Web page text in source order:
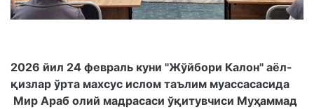
2026 йил 24 февраль куни "Жўйбори Калон" аёл-
қизлар ўрта махсус ислом таълим муассасасида
Мир Араб олий мадрасаси ўқитувчиси Муҳаммад